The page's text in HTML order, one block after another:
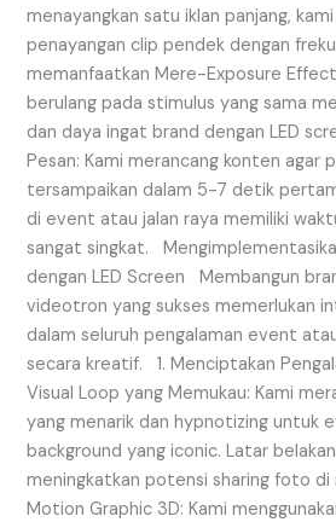
menayangkan satu iklan panjang,
penayangan clip pendek dengan
memanfaatkan Mere-Exposure
berulang pada stimulus yang sama
dan daya ingat brand dengan LED
Pesan: Kami merancang konten agar
tersampaikan dalam 5-7 detik
di event atau jalan raya memiliki
sangat singkat.
dengan LED Screen Membangun
videotron yang sukses memerlukan
dalam seluruh pengalaman event
secara kreatif. 1. Menciptakan
Visual Loop yang Memukau: Kami
yang menarik dan hypnotizing untuk
background yang iconic. Latar
meningkatkan potensi sharing foto di
Motion Graphic 3D: Kami